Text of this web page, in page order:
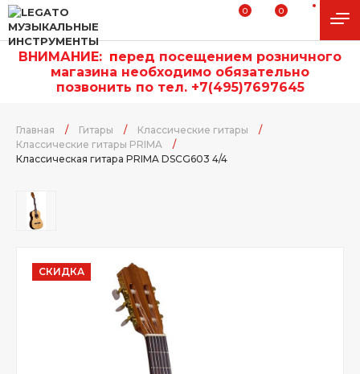
0 0
ВНИМАНИЕ: перед посещением розничного
магазина необходимо обязательно
позвонить по тел. +7(495)7697645
Главная / Гитары / Классические гитары
/
Классические гитары PRIMA
/
Классическая гитара PRIMA DSCG603 4/4
СКИДКА